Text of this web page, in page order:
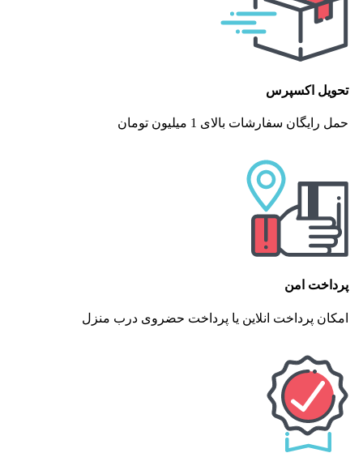
تحویل اکسپرس
حمل رایگان سفارشات بالای 1 میلیون تومان
پرداخت امن
امکان پرداخت انلاین یا پرداخت حضروی درب منزل